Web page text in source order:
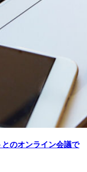
のオンライン会議で